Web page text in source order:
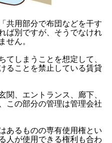
共用部分で布団などを干す
ば別ですが、そうでなけれ
せん。
てしまうことを想定して、
ることを禁止している賃貸
関、エントランス、廊下、
この部分の管理は管理会社
あるものの専有使用権とい
人が使用できる権利も合わ